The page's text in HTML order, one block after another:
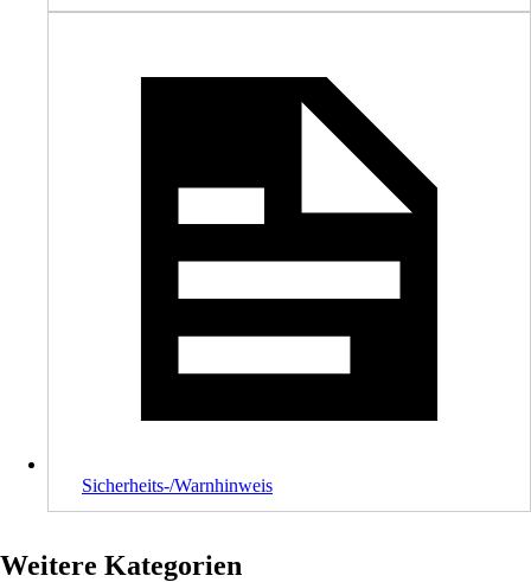
Sicherheits-/Warnhinweis
Weitere Kategorien